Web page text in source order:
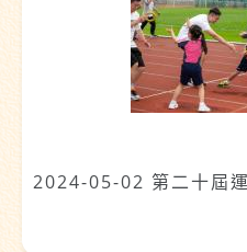
2024-05-02 第二十屆